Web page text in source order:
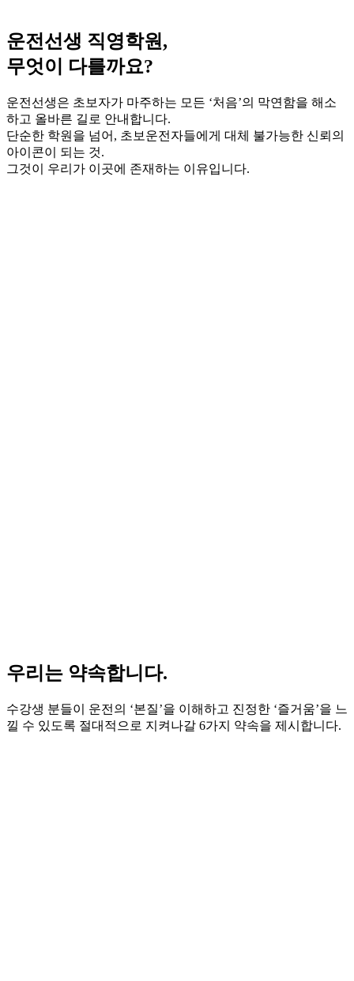
운전선생 직영학원,
무엇이 다를까요?
운전선생은 초보자가 마주하는 모든 ‘처음’의 막연함을 해소
하고 올바른 길로 안내합니다.
단순한 학원을 넘어, 초보운전자들에게 대체 불가능한 신뢰의
아이콘이 되는 것.
그것이 우리가 이곳에 존재하는 이유입니다.
우리는 약속합니다.
수강생 분들이 운전의 ‘본질’을 이해하고 진정한 ‘즐거움’을 느
낄 수 있도록 절대적으로 지켜나갈 6가지 약속을 제시합니다.